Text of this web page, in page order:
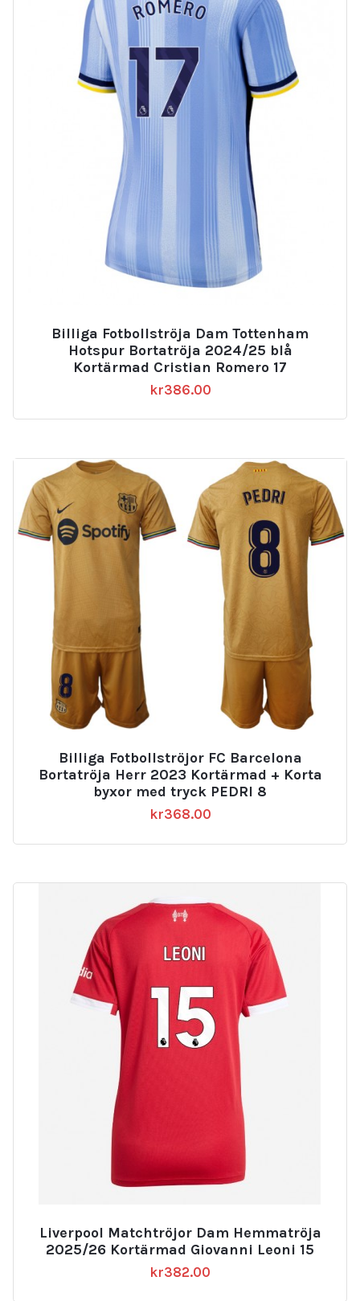
Billiga Fotbollströja Dam Tottenham
Hotspur Bortatröja 2024/25 blå
Kortärmad Cristian Romero 17
kr386.00
Billiga Fotbollströjor FC Barcelona
Bortatröja Herr 2023 Kortärmad + Korta
byxor med tryck PEDRI 8
kr368.00
Liverpool Matchtröjor Dam Hemmatröja
2025/26 Kortärmad Giovanni Leoni 15
kr382.00